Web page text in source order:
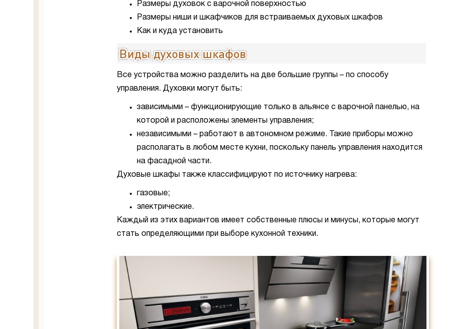
Размеры духовок с варочной поверхностью
Размеры ниши и шкафчиков для встраиваемых духовых шкафов
Как и куда установить
Виды духовых шкафов
Все устройства можно разделить на две большие группы – по способу
управления. Духовки могут быть:
зависимыми – функционирующие только в альянсе с варочной панелью, на
которой и расположены элементы управления;
независимыми – работают в автономном режиме. Такие приборы можно
располагать в любом месте кухни, поскольку панель управления находится
на фасадной части.
Духовые шкафы также классифицируют по источнику нагрева:
газовые;
электрические.
Каждый из этих вариантов имеет собственные плюсы и минусы, которые могут
стать определяющими при выборе кухонной техники.